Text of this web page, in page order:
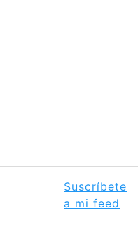
Suscríbete
a mi feed